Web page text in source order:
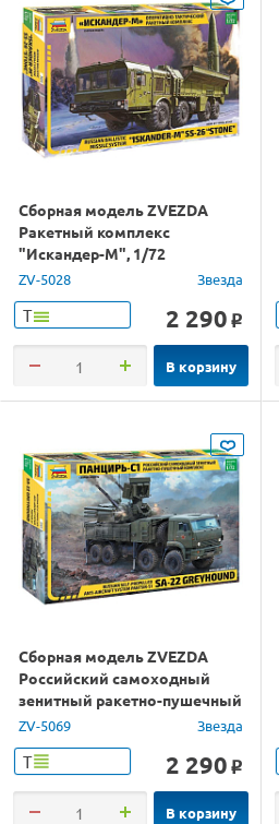
Сборная модель ZVEZDA
Ракетный комплекс
"Искандер-М", 1/72
ZV-5028 Звезда
Т 2 290 o
В корзину
Сборная модель ZVEZDA
Российский самоходный
зенитный ракетно-пушечный
комплекс Панцирь-С1, 1/72
ZV-5069 Звезда
Т 2 290 o
В корзину